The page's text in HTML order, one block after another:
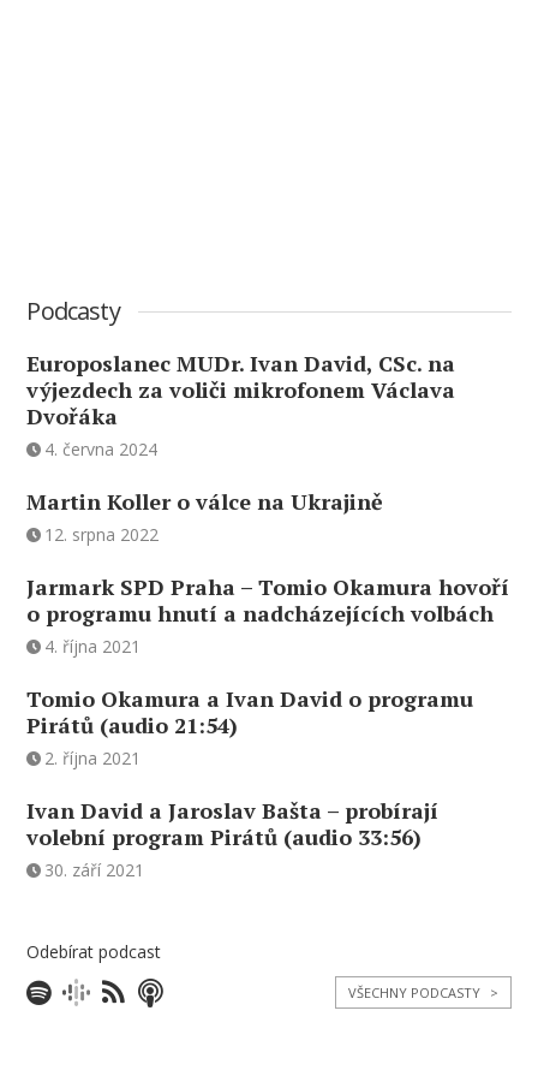
Podcasty
Europoslanec MUDr. Ivan David, CSc. na
výjezdech za voliči mikrofonem Václava
Dvořáka
4. června 2024
Martin Koller o válce na Ukrajině
12. srpna 2022
Jarmark SPD Praha – Tomio Okamura hovoří
o programu hnutí a nadcházejících volbách
4. října 2021
Tomio Okamura a Ivan David o programu
Pirátů (audio 21:54)
2. října 2021
Ivan David a Jaroslav Bašta – probírají
volební program Pirátů (audio 33:56)
30. září 2021
Odebírat podcast
VŠECHNY PODCASTY >